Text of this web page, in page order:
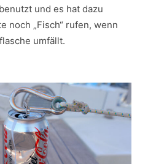
und es hat dazu
noch „Fisch“ rufen, wenn
umfällt.